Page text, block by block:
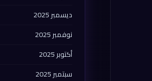
ديسمبر 2025
نوفمبر 2025
أكتوبر 2025
سبتمبر 2025